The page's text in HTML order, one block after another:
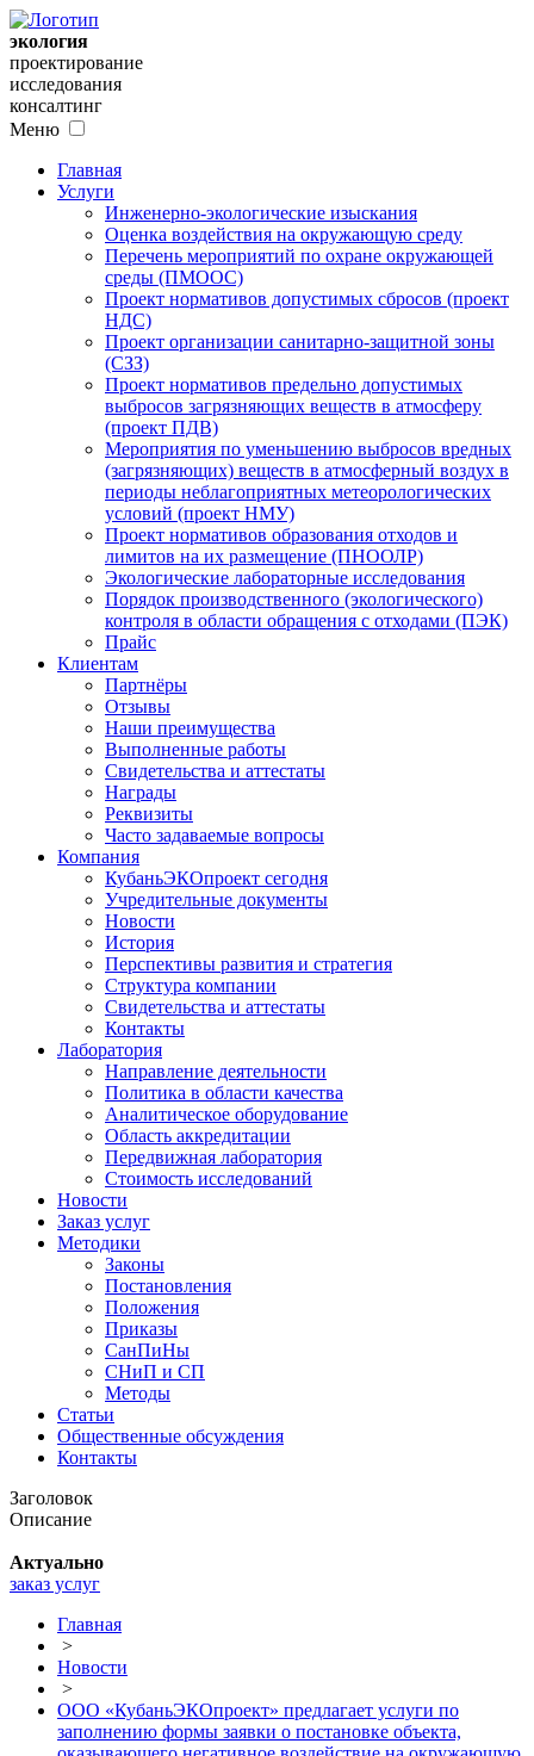
экология
проектирование
исследования
консалтинг
Меню
Главная
Услуги
Инженерно-экологические изыскания
Оценка воздействия на окружающую среду
Перечень мероприятий по охране окружающей
среды (ПМООС)
Проект нормативов допустимых сбросов (проект
НДС)
Проект организации санитарно-защитной зоны
(СЗЗ)
Проект нормативов предельно допустимых
выбросов загрязняющих веществ в атмосферу
(проект ПДВ)
Мероприятия по уменьшению выбросов вредных
(загрязняющих) веществ в атмосферный воздух в
периоды неблагоприятных метеорологических
условий (проект НМУ)
Проект нормативов образования отходов и
лимитов на их размещение (ПНООЛР)
Экологические лабораторные исследования
Порядок производственного (экологического)
контроля в области обращения с отходами (ПЭК)
Прайс
Клиентам
Партнёры
Отзывы
Наши преимущества
Выполненные работы
Свидетельства и аттестаты
Награды
Реквизиты
Часто задаваемые вопросы
Компания
КубаньЭКОпроект сегодня
Учредительные документы
Новости
История
Перспективы развития и стратегия
Структура компании
Свидетельства и аттестаты
Контакты
Лаборатория
Направление деятельности
Политика в области качества
Аналитическое оборудование
Область аккредитации
Передвижная лаборатория
Стоимость исследований
Новости
Заказ услуг
Методики
Законы
Постановления
Положения
Приказы
СанПиНы
СНиП и СП
Методы
Статьи
Общественные обсуждения
Контакты
Заголовок
Описание
Актуально
заказ услуг
Главная
>
Новости
>
ООО «КубаньЭКОпроект» предлагает услуги по
заполнению формы заявки о постановке объекта,